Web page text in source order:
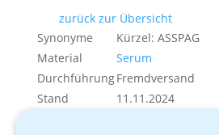
zurück zur Übersicht
Synonyme
Kürzel: ASSPAG
Material
Serum
DurchführungFremdversand
Stand
11.11.2024